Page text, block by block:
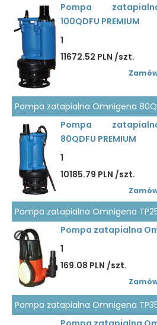
Pompa
100QDFU PREMIUM
1
11672.52 PLN /szt.
Pompa zatapialna Omnigena
Pompa
80QDFU PREMIUM
1
10185.79 PLN /szt.
Pompa zatapialna Omnigena
Pompa zatapialna
1
169.08 PLN /szt.
Pompa zatapialna Omnigena